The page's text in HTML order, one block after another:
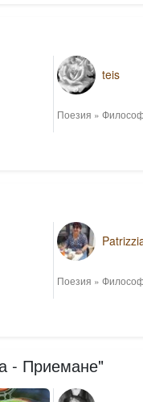
teis
Поезия »
Поезия »
- Приемане"